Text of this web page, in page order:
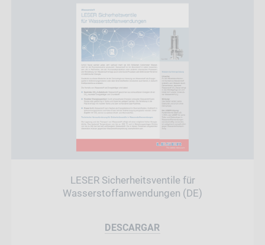
LESER Sicherheitsventile für
Wasserstoffanwendungen (DE)
DESCARGAR